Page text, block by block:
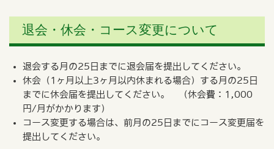
退会・休会・コース変更について
退会する月の25日までに退会届を提出してください。
休会（1ヶ月以上3ヶ月以内休まれる場合）する月の25日
までに休会届を提出してください。 （休会費：1,000
円/月がかかります）
コース変更する場合は、前月の25日までにコース変更届を
提出してください。